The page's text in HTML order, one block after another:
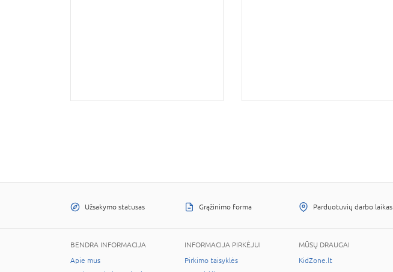
Užsakymo statusas Grąžinimo forma Parduotuvių darbo laikas
BENDRA INFORMACIJA
Apie mus
INFORMACIJA PIRKĖJUI
Pirkimo taisyklės
MŪSŲ DRAUGAI
KidZone.lt